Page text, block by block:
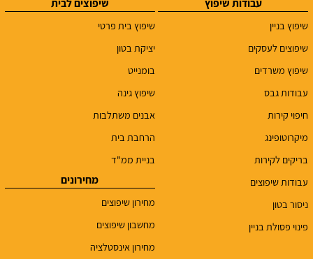
שיפוץ בניין
שיפוצים לעסקים
שיפוץ משרדים
עבודות גבס
חיפוי קירות
מיקרוטופינג
בריקים לקירות
עבודות שיפוצים
ניסור בטון
פינוי פסולת בניין
שיפוץ בית פרטי
יציקת בטון
בומנייט
שיפוץ גינה
אבנים משתלבות
הרחבת בית
בניית ממ"ד
מחירונים
מחירון שיפוצים
מחשבון שיפוצים
מחירון אינסטלציה